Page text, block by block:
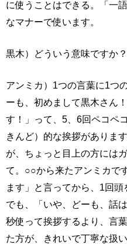
に使うことはできる。「一
なマナーで使います。
黒木）どういう意味ですか？
アンミカ）1つの言葉に1つ
ーも、初めまして黒木さん
す！」って、5、6回ペコペ
きんど）的な挨拶がありま
が、ちょっと目上の方には
て。○○から来たアンミカで
ます」と言ってから、1回
でも、「いや、どーも、話
秒使って挨拶するより、言
た方が、きれいで丁寧な扱